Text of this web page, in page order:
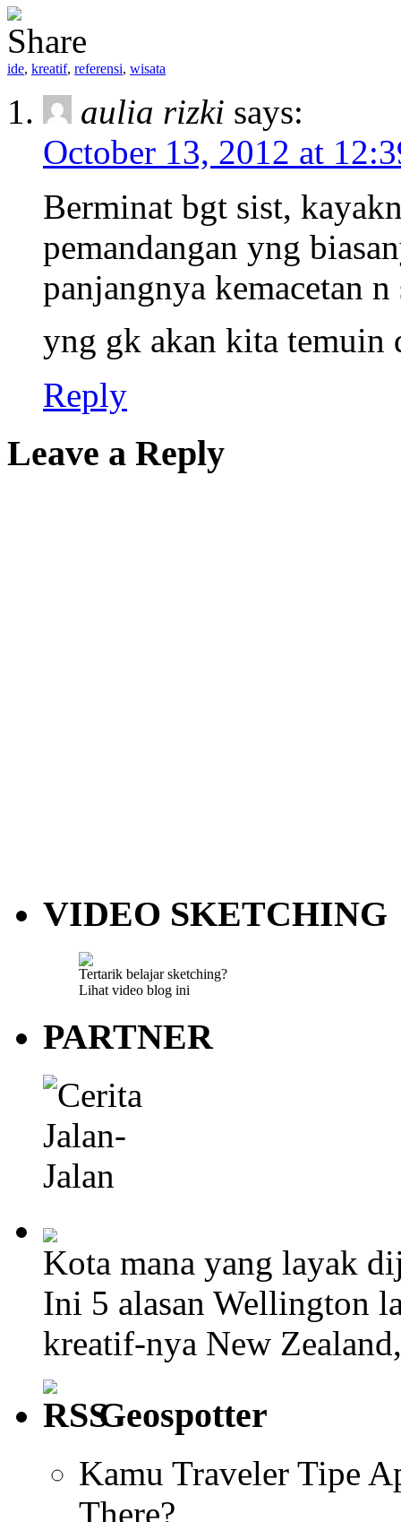
ide, kreatif, referensi, wisata
aulia rizki says:
October 13, 2012 at
Berminat bgt sist,
pemandangan yng
panjangnya kemacetan
yng gk akan kita temuin
Reply
Leave a Reply
VIDEO SKETCHING
Tertarik belajar sketching?
Lihat video blog ini
PARTNER
Kota mana yang layak
Ini 5 alasan Wellington
kreatif-nya New
Geospotter
Kamu Traveler Tipe
There?